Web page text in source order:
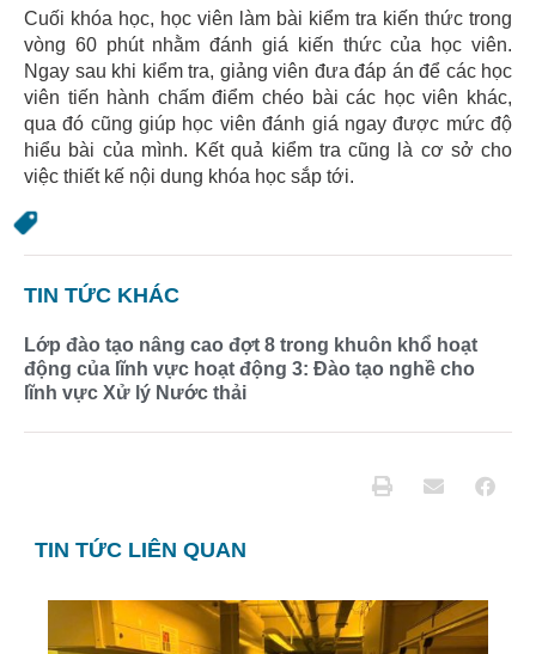
Cuối khóa học, học viên làm bài kiểm tra kiến thức trong
vòng 60 phút nhằm đánh giá kiến thức của học viên.
Ngay sau khi kiểm tra, giảng viên đưa đáp án để các học
viên tiến hành chấm điểm chéo bài các học viên khác,
qua đó cũng giúp học viên đánh giá ngay được mức độ
hiểu bài của mình. Kết quả kiểm tra cũng là cơ sở cho
việc thiết kế nội dung khóa học sắp tới.
TIN TỨC KHÁC
Lớp đào tạo nâng cao đợt 8 trong khuôn khổ hoạt
động của lĩnh vực hoạt động 3: Đào tạo nghề cho
lĩnh vực Xử lý Nước thải
TIN TỨC LIÊN QUAN